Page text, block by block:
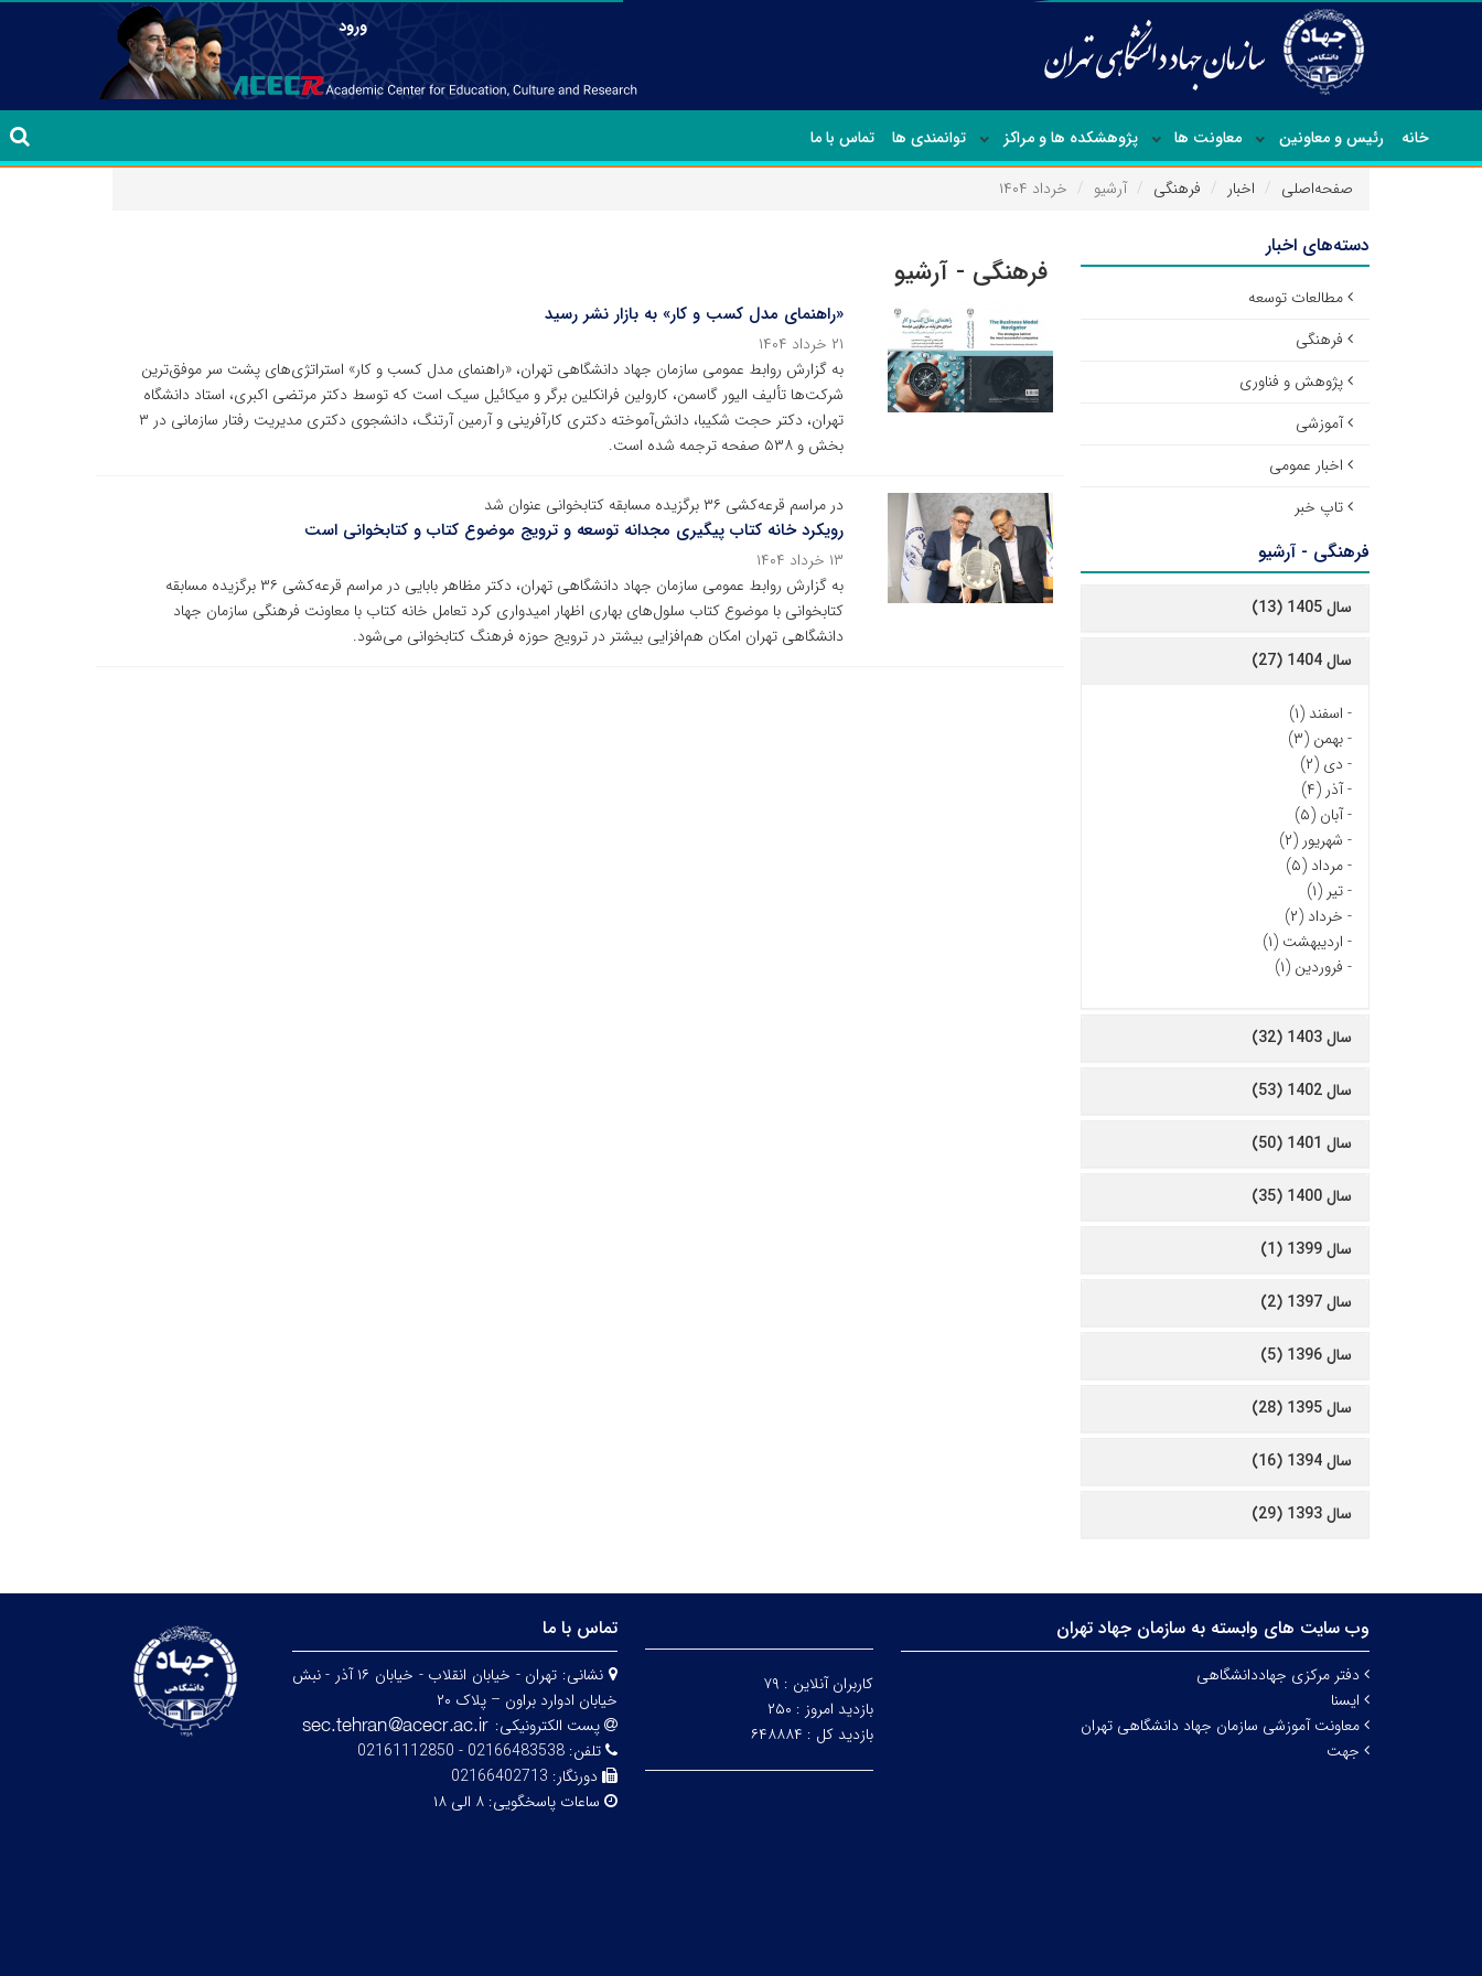
ورود
خانه رئیس و معاونین معاونت ها پژوهشکده ها و مراکز توانمندی ها تماس با ما
صفحه‌اصلی اخبار فرهنگی آرشیو خرداد ۱۴۰۴
فرهنگی - آرشیو
«راهنمای مدل کسب و کار» به بازار نشر رسید
۲۱ خرداد ۱۴۰۴
به گزارش روابط عمومی سازمان جهاد دانشگاهی تهران، «راهنمای مدل کسب و کار» استراتژی‌های پشت سر موفق‌ترین
شرکت‌ها تألیف الیور گاسمن، کارولین فرانکلین برگر و میکائیل سیک است که توسط دکتر مرتضی اکبری، استاد دانشگاه
تهران، دکتر حجت شکیبا، دانش‌آموخته دکتری کارآفرینی و آرمین آرتنگ، دانشجوی دکتری مدیریت رفتار سازمانی در ۳
بخش و ۵۳۸ صفحه ترجمه شده است.
در مراسم قرعه‌کشی ۳۶ برگزیده مسابقه کتابخوانی عنوان شد
رویکرد خانه کتاب پیگیری مجدانه توسعه و ترویج موضوع کتاب و کتابخوانی است
۱۳ خرداد ۱۴۰۴
به گزارش روابط عمومی سازمان جهاد دانشگاهی تهران، دکتر مظاهر بابایی در مراسم قرعه‌کشی ۳۶ برگزیده مسابقه
کتابخوانی با موضوع کتاب سلول‌های بهاری اظهار امیدواری کرد تعامل خانه کتاب با معاونت فرهنگی سازمان جهاد
دانشگاهی تهران امکان هم‌افزایی بیشتر در ترویج حوزه فرهنگ کتابخوانی می‌شود.
دسته‌های اخبار
مطالعات توسعه
فرهنگی
پژوهش و فناوری
آموزشی
اخبار عمومی
تاپ خبر
فرهنگی - آرشیو
سال 1405 (13)
سال 1404 (27)
- اسفند (۱)
-بهمن (۳)
- دی (۲)
-آذر (۴)
-آبان (۵)
- شهریور (۲)
-مرداد (۵)
-تیر (۱)
- خرداد (۲)
- اردیبهشت (۱)
- فروردین (۱)
سال 1403 (32)
سال 1402 (53)
سال 1401 (50)
سال 1400 (35)
سال 1399 (1)
سال 1397 (2)
سال 1396 (5)
سال 1395 (28)
سال 1394 (16)
سال 1393 (29)
وب سایت های وابسته به سازمان جهاد تهران
دفتر مرکزی جهاددانشگاهی
ایسنا
معاونت آموزشی سازمان جهاد دانشگاهی تهران
جهت
کاربران آنلاین : ۷۹
بازدید امروز : ۲۵۰
بازدید کل : ۶۴۸۸۸۴
تماس با ما
نشانی:
تهران - خیابان انقلاب - خیابان ۱۶ آذر - نبش
خیابان ادوارد براون – پلاک ۲۰
پست الکترونیکی:
تلفن:02166483538 - 02161112850
دورنگار: 02166402713
ساعات پاسخگویی:۸ الی ۱۸